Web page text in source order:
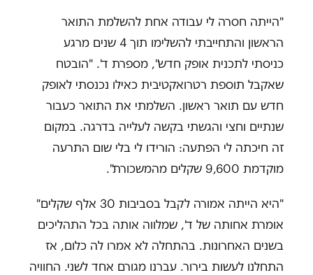
"הייתה חסרה לי עבודה אחת להשלמת התואר
הראשון והתחייבתי להשלימו תוך 4 שנים מרגע
כניסתי לתכנית אופק חדש", מספרת ד'. "הובטח
שאקבל תוספת רטרואקטיבית כאילו נכנסתי לאופק
חדש עם תואר ראשון. השלמתי את התואר כעבור
שנתיים וחצי והגשתי בקשה לעלייה בדרגה. במקום
זה חיכתה לי הפתעה: הורידו לי בלי שום התרעה
מוקדמת 9,600 שקלים מהמשכורת".
"היא הייתה אמורה לקבל בסביבות 30 אלף שקלים"
אומרת אחותה של ד', שמלווה אותה בכל התהליכים
בשנים האחרונות. בהתחלה לא אמרו לה כלום, אז
התחלנו לעשות בירור. עברנו מגורם אחד לשני. החוויה